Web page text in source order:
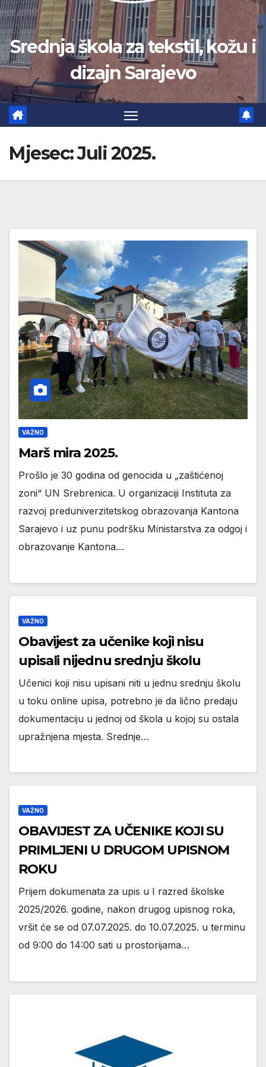
Srednja škola za tekstil, kožu i
dizajn Sarajevo
Mjesec:Juli 2025.
VAŽNO
Marš mira 2025.
Prošlo je 30 godina od genocida u „zaštićenoj
zoni“ UN Srebrenica. U organizaciji Instituta za
razvoj preduniverzitetskog obrazovanja Kantona
Sarajevo i uz punu podršku Ministarstva za odgoj i
obrazovanje Kantona…
VAŽNO
Obavijest za učenike koji nisu
upisali nijednu srednju školu
Učenici koji nisu upisani niti u jednu srednju školu
u toku online upisa, potrebno je da lično predaju
dokumentaciju u jednoj od škola u kojoj su ostala
upražnjena mjesta. Srednje…
VAŽNO
OBAVIJEST ZA UČENIKE KOJI SU
PRIMLJENI U DRUGOM UPISNOM
ROKU
Prijem dokumenata za upis u I razred školske
2025/2026. godine, nakon drugog upisnog roka,
vršit će se od 07.07.2025. do 10.07.2025. u terminu
od 9:00 do 14:00 sati u prostorijama…